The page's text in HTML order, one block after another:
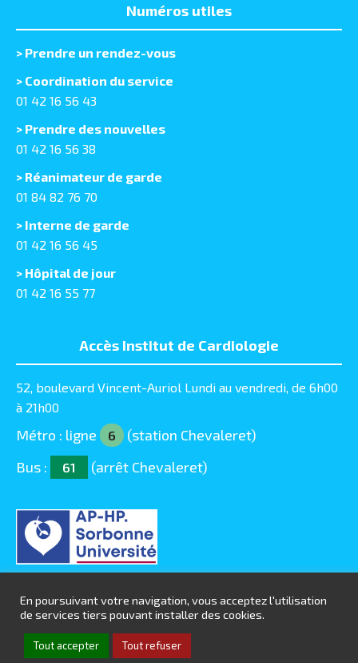
Numéros utiles
> Prendre un rendez-vous
> Coordination du service
01 42 16 56 43
> Prendre des nouvelles
01 42 16 56 38
> Réanimateur de garde
01 84 82 76 70
> Interne de garde
01 42 16 56 45
> Hôpital de jour
01 42 16 55 77
Accès Institut de Cardiologie
52, boulevard Vincent-Auriol Lundi au vendredi, de 6h00
à 21h00
Métro : ligne 6
(station Chevaleret)
Bus :
61 (arrêt Chevaleret)
© Chirurgie-Cardiaque-Pitie 2016 - 2025 |
En poursuivant votre navigation, vous acceptez l'utilisation
de services tiers pouvant installer des cookies.
Tout accepter Tout refuser